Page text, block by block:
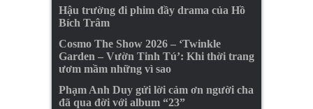
Hậu trường đi phim đầy drama của Hồ
Bích Trâm
Cosmo The Show 2026 – ‘Twinkle
Garden – Vườn Tinh Tú’: Khi thời trang
ươm mầm những vì sao
Phạm Anh Duy gửi lời cảm ơn người cha
đã qua đời với album “23”